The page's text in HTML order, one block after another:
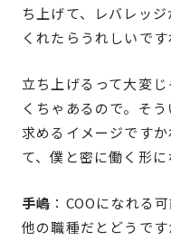
ち上げて、レバレッ
くれたらうれしいです
立ち上げるって大変
くちゃあるので。そ
求めるイメージです
て、僕と密に働く形に
手嶋 ：COOになれる
他の職種だとどうです